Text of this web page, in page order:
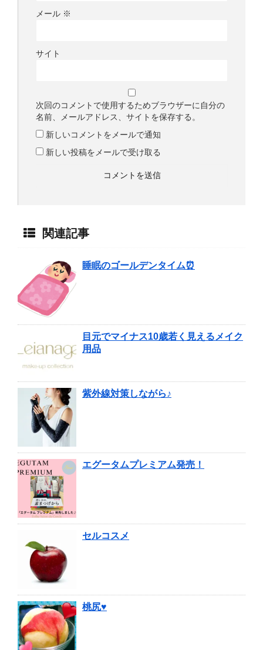
メール ※
サイト
次回のコメントで使用するためブラウザーに自分の
名前、メールアドレス、サイトを保存する。
新しいコメントをメールで通知
新しい投稿をメールで受け取る
関連記事
睡眠のゴールデンタイム⏰
目元でマイナス10歳若く見えるメイク
用品
紫外線対策しながら♪
エグータムプレミアム発売！
セルコスメ
桃尻♥